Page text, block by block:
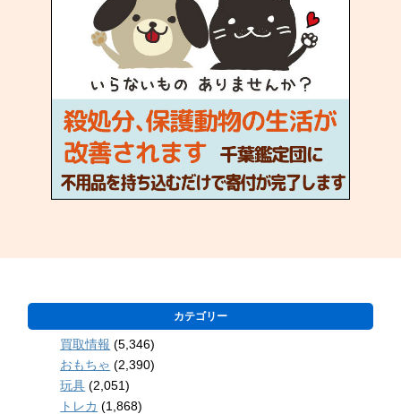
カテゴリー
買取情報 (5,346)
おもちゃ (2,390)
玩具 (2,051)
トレカ (1,868)